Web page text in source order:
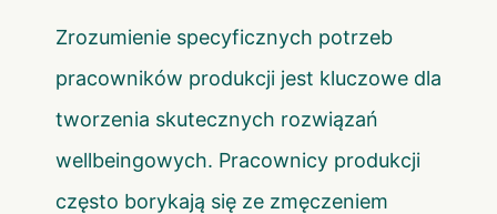
Zrozumienie specyficznych potrzeb
pracowników produkcji jest kluczowe dla
tworzenia skutecznych rozwiązań
wellbeingowych. Pracownicy produkcji
często borykają się ze zmęczeniem